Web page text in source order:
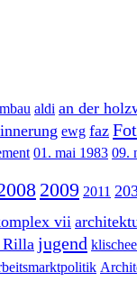
aldi an der
ewg faz
01. mai 1983 09.
2009 2011
vii
Rilla jugend klischee